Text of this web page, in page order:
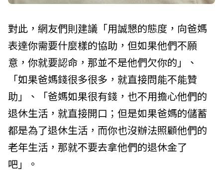
對此，網友們則建議「用誠懇的態度，向爸媽
表達你需要什麼樣的協助，但如果他們不願
意，你就要認命，那並不是他們欠你的」、
「如果爸媽錢很多很多，就直接問能不能贊
助」、「爸媽如果很有錢，也不用擔心他們的
退休生活，就直接開口；但是如果爸媽的儲蓄
都是為了退休生活，而你也沒辦法照顧他們的
老年生活，那就不要去拿他們的退休金了
吧」。